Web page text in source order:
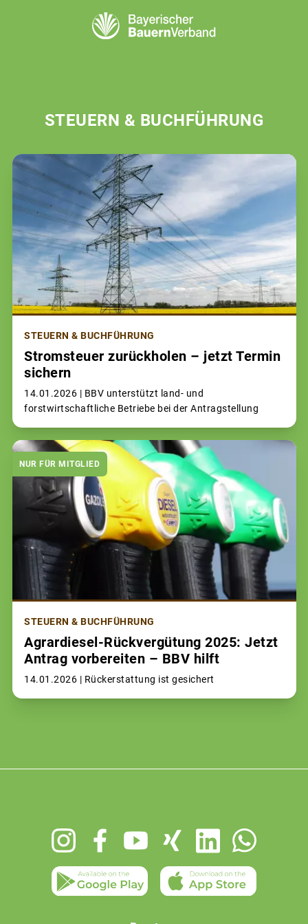
STEUERN & BUCHFÜHRUNG
STEUERN & BUCHFÜHRUNG
Stromsteuer zurückholen – jetzt Termin
sichern
14.01.2026 | BBV unterstützt land- und
forstwirtschaftliche Betriebe bei der Antragstellung
NUR FÜR MITGLIED
STEUERN & BUCHFÜHRUNG
Agrardiesel-Rückvergütung 2025: Jetzt
Antrag vorbereiten – BBV hilft
14.01.2026 | Rückerstattung ist gesichert